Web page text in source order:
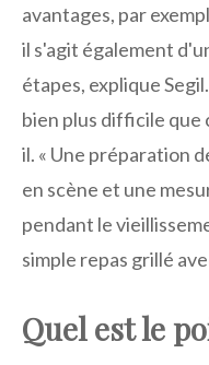
avantages, par
il s'agit également
étapes, explique
bien plus difficile que
il. « Une préparation
en scène et une
pendant le
simple repas grillé
Quel est le